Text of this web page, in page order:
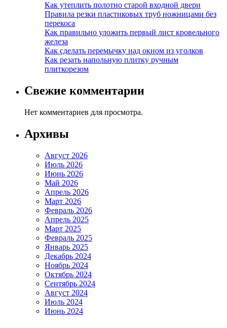
Как утеплить полотно старой входной двери
Правила резки пластиковых труб ножницами без
перекоса
Как правильно уложить первый лист кровельного
железа
Как сделать перемычку над окном из уголков
Как резать напольную плитку ручным
плиткорезом
Свежие комментарии
Нет комментариев для просмотра.
Архивы
Август 2026
Июль 2026
Июнь 2026
Май 2026
Апрель 2026
Март 2026
Февраль 2026
Апрель 2025
Март 2025
Февраль 2025
Январь 2025
Декабрь 2024
Ноябрь 2024
Октябрь 2024
Сентябрь 2024
Август 2024
Июль 2024
Июнь 2024